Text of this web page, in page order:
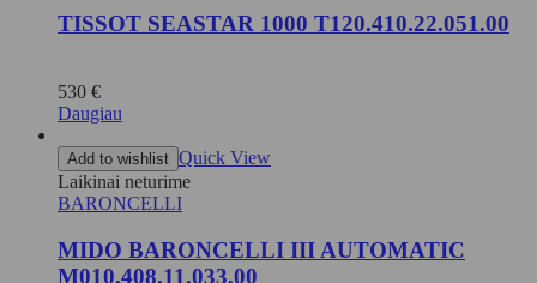
TISSOT SEASTAR 1000 T120.410.22.051.00
530 €
Daugiau
Add to wishlist Quick View
Laikinai neturime
BARONCELLI
MIDO BARONCELLI III AUTOMATIC
M010.408.11.033.00